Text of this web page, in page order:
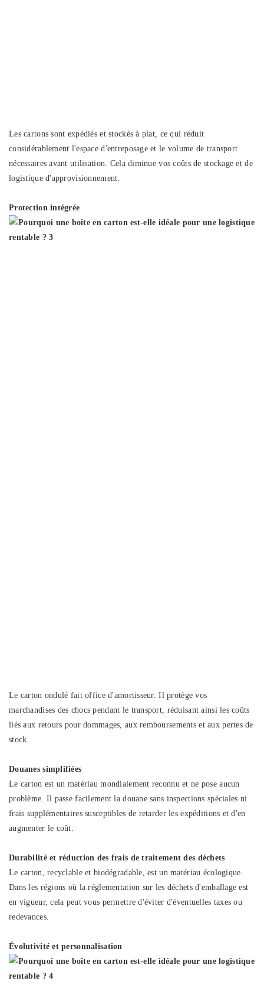
Les cartons sont expédiés et stockés à plat, ce qui réduit
considérablement l'espace d'entreposage et le volume de transport
nécessaires avant utilisation. Cela diminue vos coûts de stockage et de
logistique d'approvisionnement.
Protection intégrée
Le carton ondulé fait office d'amortisseur. Il protège vos
marchandises des chocs pendant le transport, réduisant ainsi les coûts
liés aux retours pour dommages, aux remboursements et aux pertes de
stock.
Douanes simplifiées
Le carton est un matériau mondialement reconnu et ne pose aucun
problème. Il passe facilement la douane sans inspections spéciales ni
frais supplémentaires susceptibles de retarder les expéditions et d'en
augmenter le coût.
Durabilité et réduction des frais de traitement des déchets
Le carton, recyclable et biodégradable, est un matériau écologique.
Dans les régions où la réglementation sur les déchets d'emballage est
en vigueur, cela peut vous permettre d'éviter d'éventuelles taxes ou
redevances.
Évolutivité et personnalisation